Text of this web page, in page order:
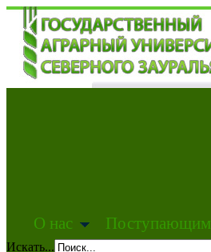
О нас Поступающим
Искать...